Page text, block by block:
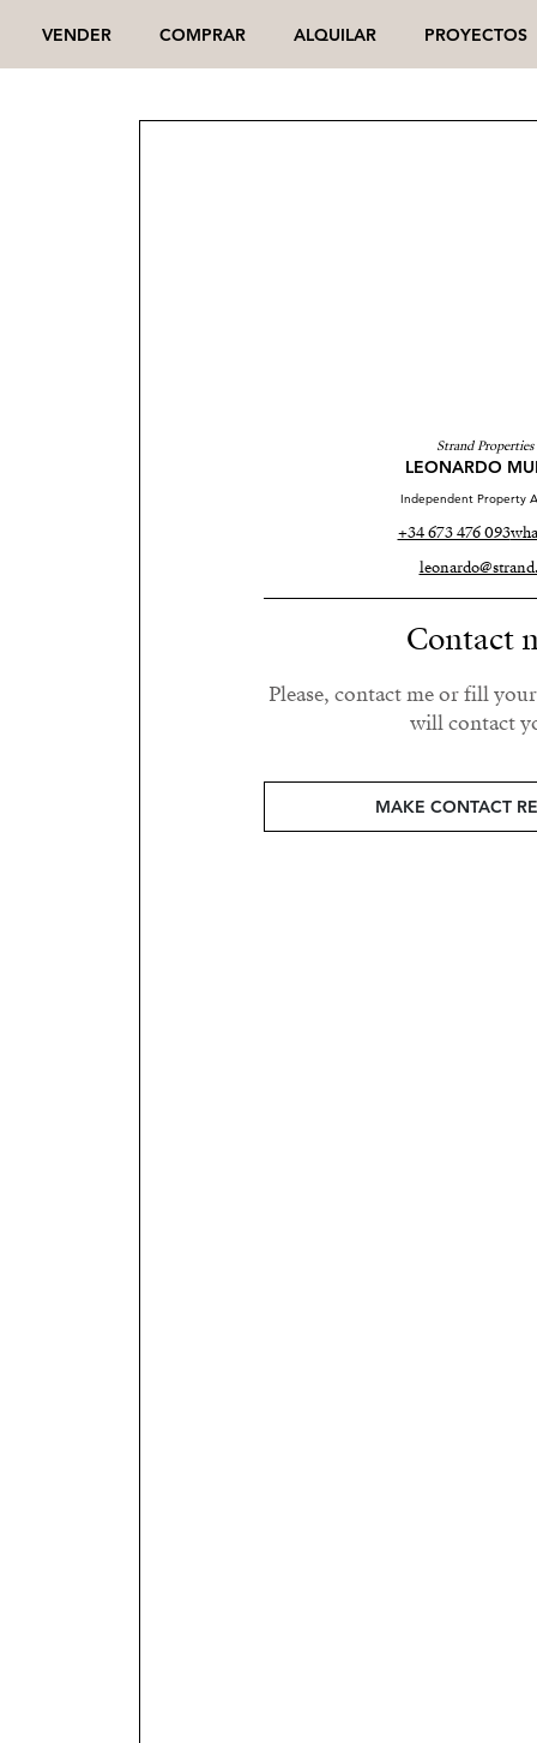
VENDER COMPRAR ALQUILAR PROYECTOS
Strand Properties
LEONARDO
Independent Property
+34 673 476 093
Contact
Please, contact me or fill
will contact
MAKE CONTACT